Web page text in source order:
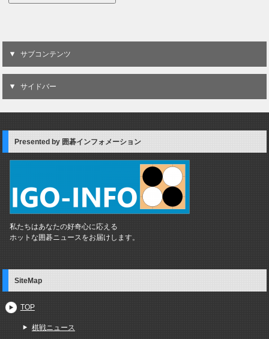
サブコンテンツ
サイドバー
Presented by 囲碁インフォメーション
私たちはあなたの好奇心に応える
ホットな囲碁ニュースをお届けします。
SiteMap
TOP
棋戦ニュース